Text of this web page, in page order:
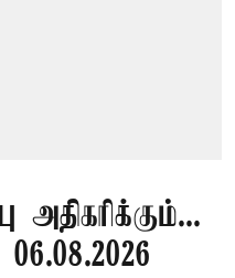
அதிகரிக்கும்...